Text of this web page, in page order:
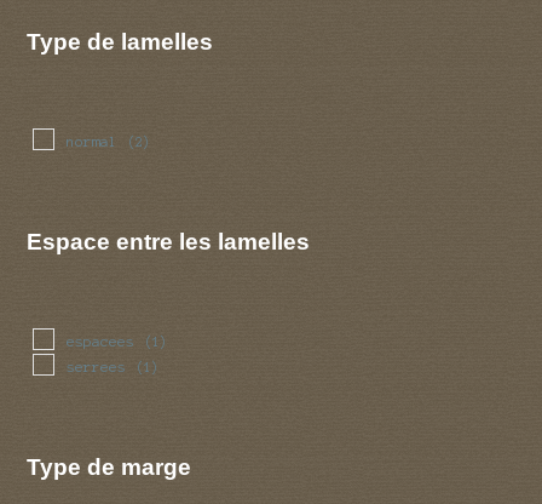
Type de lamelles
normal (2)
Espace entre les lamelles
espacees (1)
serrees (1)
Type de marge